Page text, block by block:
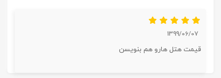
قیمت هتل هارو هم بنویسن